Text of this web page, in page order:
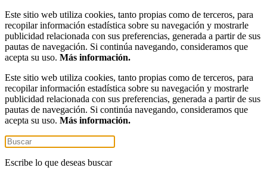
Este sitio web utiliza cookies, tanto propias como de terceros, para
recopilar información estadística sobre su navegación y mostrarle
publicidad relacionada con sus preferencias, generada a partir de sus
pautas de navegación. Si continúa navegando, consideramos que
acepta su uso. Más información.
Este sitio web utiliza cookies, tanto propias como de terceros, para
recopilar información estadística sobre su navegación y mostrarle
publicidad relacionada con sus preferencias, generada a partir de sus
pautas de navegación. Si continúa navegando, consideramos que
acepta su uso. Más información.
Escribe lo que deseas buscar